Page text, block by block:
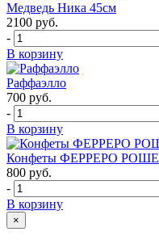
Медведь Ника 45см
2100 руб.
-
В корзину
Раффаэлло
700 руб.
-
В корзину
Конфеты ФЕРРЕРО РОШЕ
800 руб.
-
В корзину
×